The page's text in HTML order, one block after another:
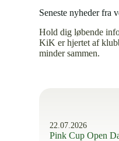
Seneste nyheder fra
Hold dig løbende
KiK er hjertet af
minder sammen.
22.07.2026
Pink Cup Open